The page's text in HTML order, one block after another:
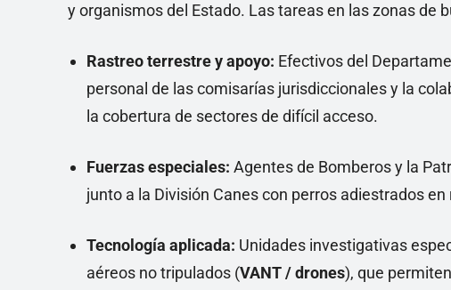
y organismos del Estado. Las tareas en las zonas de
Rastreo terrestre y apoyo: Efectivos del
personal de las comisarías jurisdiccionales y la
la cobertura de sectores de difícil acceso.
Fuerzas especiales: Agentes de Bomberos y la
junto a la División Canes con perros adiestrados
Tecnología aplicada: Unidades investigativas
aéreos no tripulados (VANT / drones), que